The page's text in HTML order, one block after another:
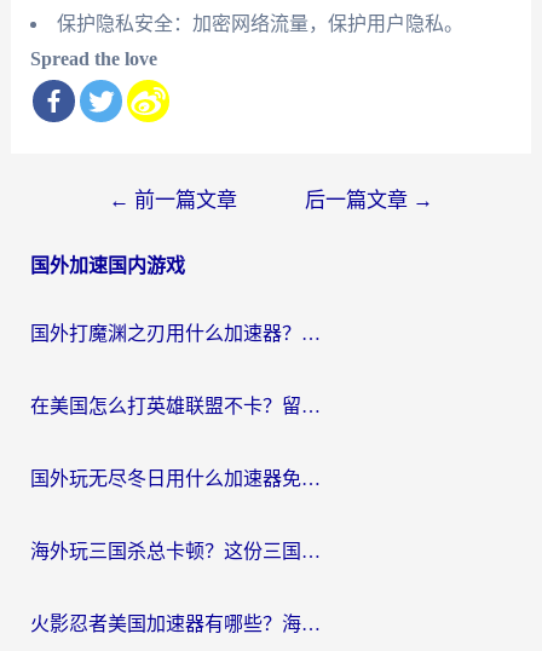
保护隐私安全：加密网络流量，保护用户隐私。
Spread the love
导
← 前一篇文章 后一篇文章 →
国外加速国内游戏
国外打魔渊之刃用什么加速器？2026海外玩家国服游戏加速全攻略（附闪耀暖暖&复苏的魔女避坑指南）
在美国怎么打英雄联盟不卡？留学生亲测的国服游戏加速全攻略
国外玩无尽冬日用什么加速器免费？海外党国服游戏加速避坑指南
海外玩三国杀总卡顿？这份三国杀游戏加速器指南帮你告别延迟烦恼
火影忍者美国加速器有哪些？海外党亲测的国服游戏加速全攻略（含菲律宾玩三国之刃守望黎明技巧）